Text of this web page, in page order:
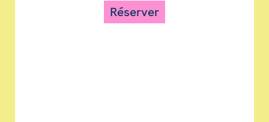
Réserver